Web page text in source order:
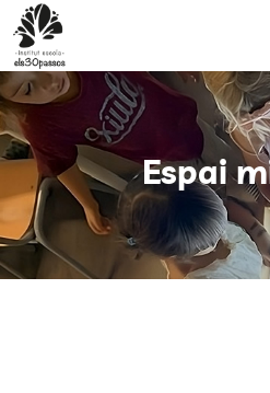
Institut-Escola
Serveis educatius
Consell escolar
Documents del centre
Espai